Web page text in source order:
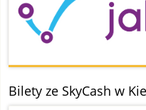
Bilety ze SkyCash w